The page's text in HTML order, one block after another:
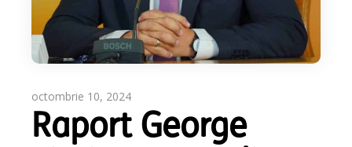
octombrie 10, 2024
Raport George